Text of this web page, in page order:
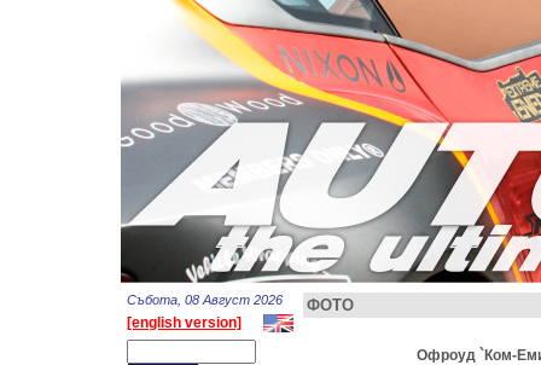
Събота, 08 Август 2026
[english version]
ФОТО
Офроуд `Ком-